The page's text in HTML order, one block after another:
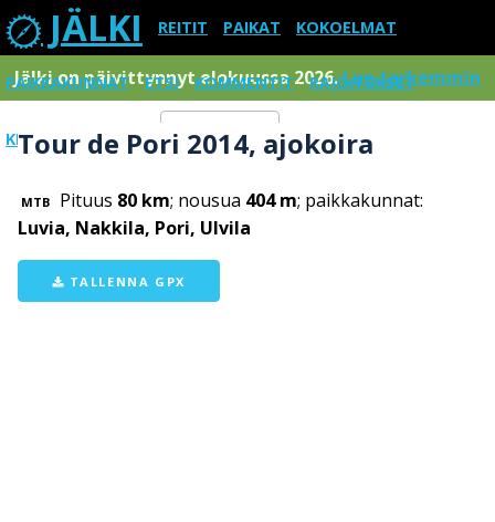
JÄLKI REITIT PAIKAT KOKOELMAT
PAIKKAKUNNAT ETSI KOMMENTIT RAJOITUKSET
KIRJAUDU SISÄÄN Menu
Jälki on päivittynnyt elokuussa 2026.Lue tarkemmin
Tour de Pori 2014, ajokoira
MTB Pituus 80 km; nousua 404 m; paikkakunnat:
Luvia, Nakkila, Pori, Ulvila
TALLENNA GPX